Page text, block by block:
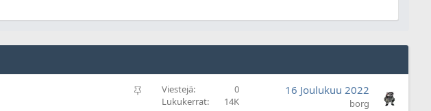
P
Viestejä
0
Lukukerrat
14K
16 Joulukuu 2022
borg